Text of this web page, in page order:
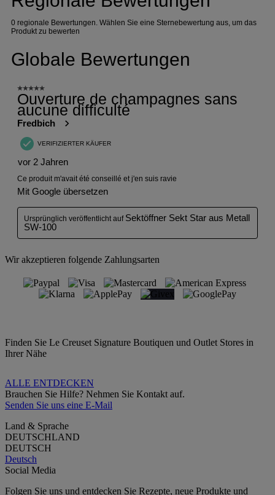
Wir akzeptieren folgende Zahlungsarten
Finden Sie Le Creuset Signature Boutiquen und Outlet Stores in
Ihrer Nähe
ALLE ENTDECKEN
Brauchen Sie Hilfe? Nehmen Sie Kontakt auf.
Senden Sie uns eine E-Mail
Land & Sprache
DEUTSCHLAND
DEUTSCH
Deutsch
Social Media
Folgen Sie uns und entdecken Sie Rezepte, neue Produkte und